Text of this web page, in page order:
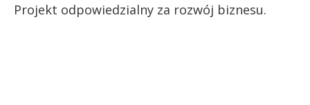
Projekt odpowiedzialny za rozwój biznesu.